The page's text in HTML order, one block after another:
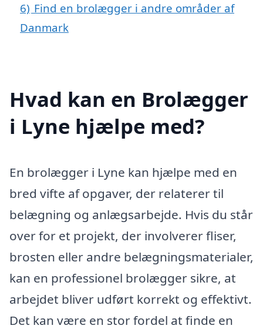
6) Find en brolægger i andre områder af
Danmark
Hvad kan en Brolægger
i Lyne hjælpe med?
En brolægger i Lyne kan hjælpe med en
bred vifte af opgaver, der relaterer til
belægning og anlægsarbejde. Hvis du står
over for et projekt, der involverer fliser,
brosten eller andre belægningsmaterialer,
kan en professionel brolægger sikre, at
arbejdet bliver udført korrekt og effektivt.
Det kan være en stor fordel at finde en